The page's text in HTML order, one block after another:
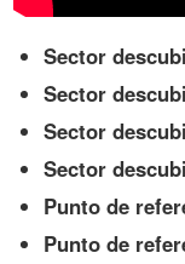
Sector
Sector
Sector
Sector
Punto de
Punto de